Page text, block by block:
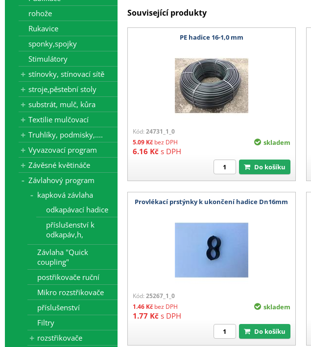
rohože
Rukavice
sponky,spojky
Stimulátory
stínovky, stínovací sítě
stroje,pěstební stoly
substrát, mulč, kůra
Textilie mulčovací
Truhlíky, podmisky,....
Vyvazovací program
Závěsné květináče
Závlahový program
kapková závlaha
odkapávací hadice
příslušenství k
odkapáv,h,
Závlaha "Quick
coupling"
postřikovače ruční
Mikro rozstřikovače
příslušenství
Filtry
rozstřikovače
Související produkty
PE hadice 16-1,0 mm
Kód: 24731_1_0
5.09 Kč bez DPH
6.16 Kč s DPH
skladem
Do košíku
Provlékací prstýnky k ukončení hadice Dn16mm
Kód: 25267_1_0
1.46 Kč bez DPH
1.77 Kč s DPH
skladem
Do košíku